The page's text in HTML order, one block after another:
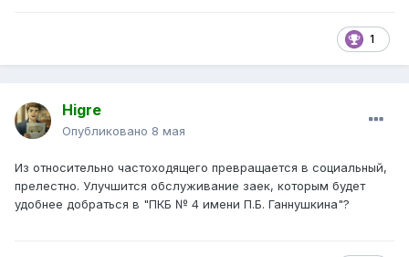
1
Higre
Опубликовано 8 мая
Из относительно частоходящего превращается в социальный,
прелестно. Улучшится обслуживание заек, которым будет
удобнее добраться в "ПКБ № 4 имени П.Б. Ганнушкина"?